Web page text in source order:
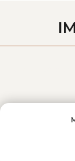
Митянин